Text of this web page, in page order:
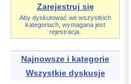
Zarejestruj się
Aby dyskutować we wszystkich
kategoriach, wymagana jest
rejestracja.
Najnowsze i kategorie
Wszystkie dyskusje